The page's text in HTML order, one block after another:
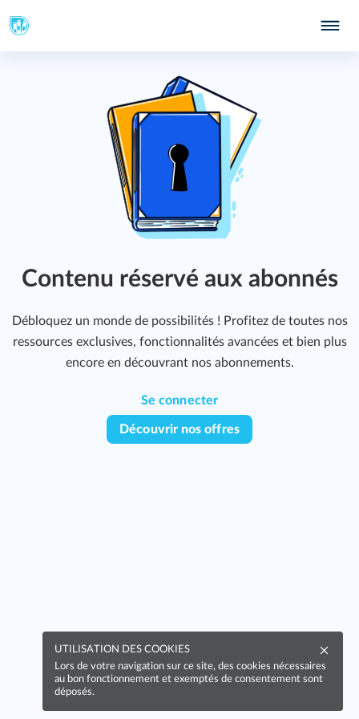
Contenu réservé aux abonnés
Débloquez un monde de possibilités ! Profitez de toutes nos
ressources exclusives, fonctionnalités avancées et bien plus
encore en découvrant nos abonnements.
Se connecter
Découvrir nos offres
UTILISATION DES COOKIES
Lors de votre navigation sur ce site, des cookies nécessaires
au bon fonctionnement et exemptés de consentement sont
déposés.